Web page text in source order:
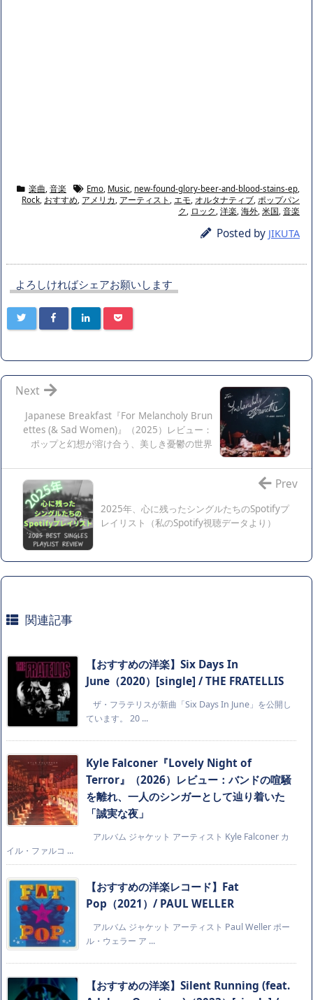
楽曲 音楽 Emo Music new-found-glory-beer-and-blood-stains-ep
Rock おすすめ アメリカ アーティスト エモ オルタナティブ ポップパン
ク
ロック 洋楽 海外 米国 音楽
Posted by JIKUTA
よろしければシェアお願いします
Japanese Breakfast『For Melancholy Brun
ettes (& Sad Women)』（2025）レビュー：
ポップと幻想が溶け合う、美しき憂鬱の世界
Next
2025年、心に残ったシングルたちのSpotifyプ
レイリスト（私のSpotify視聴データより）
Prev
関連記事
【おすすめの洋楽】Six Days In
June（2020）[single] / THE FRATELLIS
ザ・フラテリスが新曲「Six Days In June」を公開し
ています。 20 ...
Kyle Falconer『Lovely Night of
Terror』（2026）レビュー：バンドの喧騒
を離れ、一人のシンガーとして辿り着いた
「誠実な夜」
アルバム ジャケット アーティスト Kyle Falconer カ
イル・ファルコ ...
【おすすめの洋楽レコード】Fat
Pop（2021）/ PAUL WELLER
アルバム ジャケット アーティスト Paul Weller ポー
ル・ウェラー ア ...
【おすすめの洋楽】Silent Running (feat.